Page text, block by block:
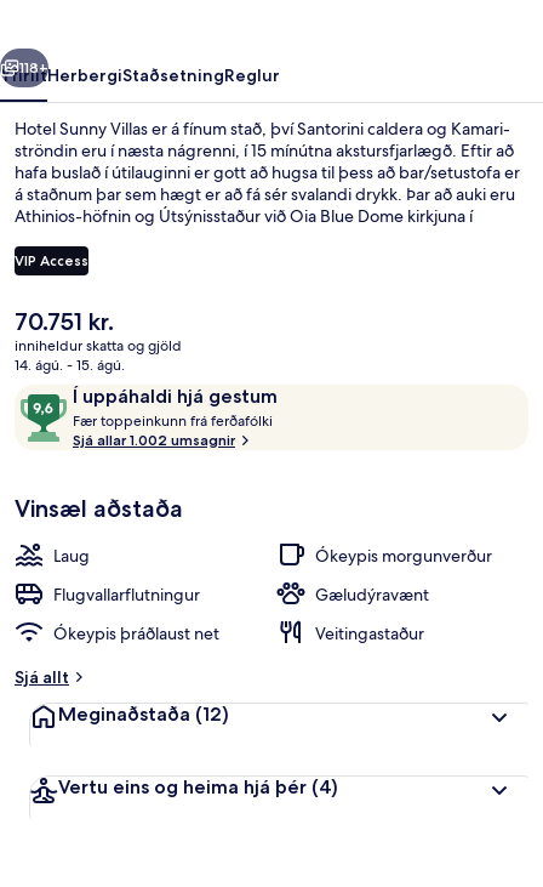
Næsta
118+
YfirlitHerbergiStaðsetningReglur
Hotel Sunny Villas er á fínum stað, því Santorini caldera og Kamari-
ströndin eru í næsta nágrenni, í 15 mínútna akstursfjarlægð. Eftir að
hafa buslað í útilauginni er gott að hugsa til þess að bar/setustofa er
á staðnum þar sem hægt er að fá sér svalandi drykk. Þar að auki eru
Athinios-höfnin og Útsýnisstaður við Oia Blue Dome kirkjuna í
hafa heimsótt staðinn eru sérstaklega ánægðir með eru hjálpsamt
starfsfólk og morgunverðurinn.
VIP Access
Núverandi
verð
er
70.751 kr.
70.751 kr.
inniheldur skatta og gjöld
14. ágú. - 15. ágú.
UmsagnirÍ uppáhaldi hjá gestum
9,6
af
10,
uppáhaldi
hjá
gestum
Fær toppeinkunn frá ferðafólki
p
p
e
n
n
r
Sjá allar 1.002 umsagnir
Vinsæl aðstaða
Laug
Ókeypis morgunverður
Flugvallarflutningur
Gæludýravænt
Ókeypis þráðlaust net
Veitingastaður
Sjá allt
Meginaðstaða (12)
Vertu eins og heima hjá þér (4)